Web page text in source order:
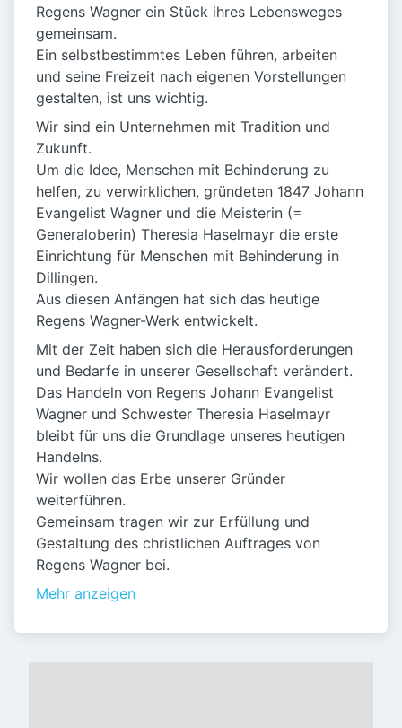
Regens Wagner ein Stück ihres Lebensweges
gemeinsam.
Ein selbstbestimmtes Leben führen, arbeiten
und seine Freizeit nach eigenen Vorstellungen
gestalten, ist uns wichtig.
Wir sind ein Unternehmen mit Tradition und
Zukunft.
Um die Idee, Menschen mit Behinderung zu
helfen, zu verwirklichen, gründeten 1847 Johann
Evangelist Wagner und die Meisterin (=
Generaloberin) Theresia Haselmayr die erste
Einrichtung für Menschen mit Behinderung in
Dillingen.
Aus diesen Anfängen hat sich das heutige
Regens Wagner-Werk entwickelt.
Mit der Zeit haben sich die Herausforderungen
und Bedarfe in unserer Gesellschaft verändert.
Das Handeln von Regens Johann Evangelist
Wagner und Schwester Theresia Haselmayr
bleibt für uns die Grundlage unseres heutigen
Handelns.
Wir wollen das Erbe unserer Gründer
weiterführen.
Gemeinsam tragen wir zur Erfüllung und
Gestaltung des christlichen Auftrages von
Regens Wagner bei.
Mehr anzeigen